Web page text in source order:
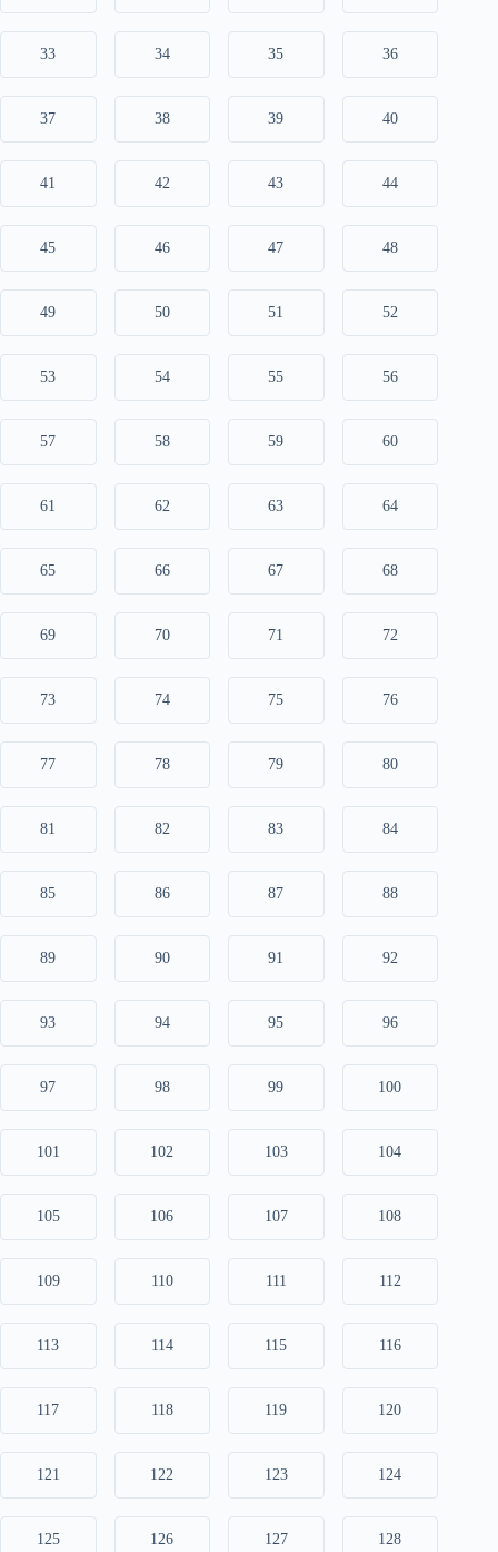
33 34 35 36
37 38 39 40
41 42 43 44
45 46 47 48
49 50 51 52
53 54 55 56
57 58 59 60
61 62 63 64
65 66 67 68
69 70 71 72
73 74 75 76
77 78 79 80
81 82 83 84
85 86 87 88
89 90 91 92
93 94 95 96
97 98 99 100
101 102 103 104
105 106 107 108
109 110 111 112
113 114 115 116
117 118 119 120
121 122 123 124
125 126 127 128